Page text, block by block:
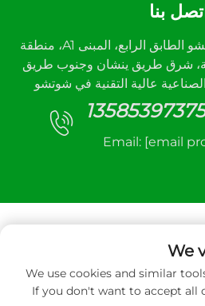
اتصل بنا
Add: الصين جيانغسو شوتشو الطابق الرابع، المبنى A1، منطقة
شرق طريق ينشان وجنوب طريق
عالية التقنية في شوتشو
Email: [email
جميع الحقوق محفوظة © ٢٠٢٥ لشركة شوتشو سانهي
الآلي المحدودة.
We
We use cookies and similar
If you don't want to accept all